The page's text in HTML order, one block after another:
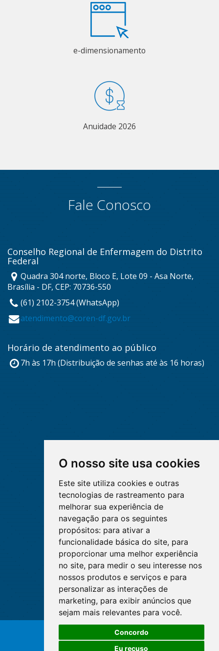
O nosso site usa cookies
Este site utiliza cookies e outras
tecnologias de rastreamento para
melhorar sua experiência de
navegação para os seguintes
propósitos: para ativar a
funcionalidade básica do site, para
proporcionar uma melhor experiência
no site, para medir o seu interesse nos
nossos produtos e serviços e para
personalizar as interações de
marketing, para exibir anúncios que
sejam mais relevantes para você.
Concordo
Eu recuso
e-dimensionamento
Anuidade 2026
Fale Conosco
Conselho Regional de Enfermagem do Distrito
Federal
Quadra 304 norte, Bloco E, Lote 09 - Asa Norte,
Brasília - DF, CEP: 70736-550
(61) 2102-3754 (WhatsApp)
atendimento@coren-df.gov.br
Horário de atendimento ao público
7h às 17h (Distribuição de senhas até às 16 horas)
© Copyright 2026 - Cofen/CORENs
O WhatsApp é o principal canal
de atendimento do Coren-DF.